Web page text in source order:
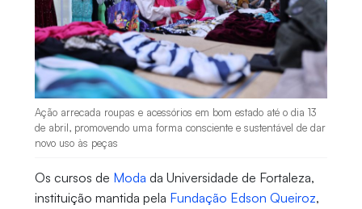
Ação arrecada roupas e acessórios em bom estado até o dia 13
de abril, promovendo uma forma consciente e sustentável de dar
novo uso às peças
Os cursos de Moda da Universidade de Fortaleza,
instituição mantida pela Fundação Edson Queiroz,